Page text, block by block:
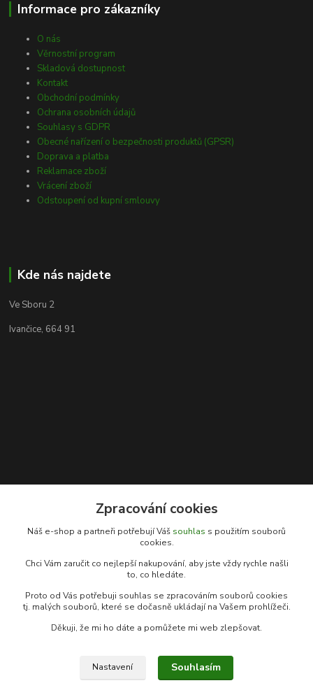
Informace pro zákazníky
O nás
Věrnostní program
Skladová dostupnost
Kontakt
Obchodní podmínky
Ochrana osobních údajů
Souhlasy s GDPR
Obecné nařízení o bezpečnosti produktů (GPSR)
Doprava a platba
Reklamace zboží
Vrácení zboží
Odstoupení od kupní smlouvy
Kde nás najdete
Ve Sboru 2
Ivančice, 664 91
Kontakty
+420 778 039 055
(Po-Pá, 9-17 hod.)
info@rybarsky-sen.cz
Zpracování cookies
Náš e-shop a partneři potřebují Váš souhlas s použitím souborů
cookies.
Chci Vám zaručit co nejlepší nakupování, aby jste vždy rychle našli
to, co hledáte.
Proto od Vás potřebuji souhlas se zpracováním souborů cookies
tj. malých souborů, které se dočasně ukládají na Vašem prohlížeči.
Děkuji, že mi ho dáte a pomůžete mi web zlepšovat.
Nastavení Souhlasím